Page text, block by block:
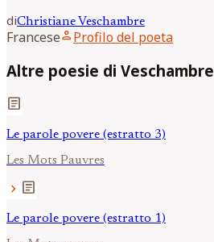
diChristiane Veschambre
Franceseperson Profilo del poeta
Altre poesie di Veschambre
article
Le parole povere (estratto 3)
Les Mots Pauvres
chevron_right article
Le parole povere (estratto 1)